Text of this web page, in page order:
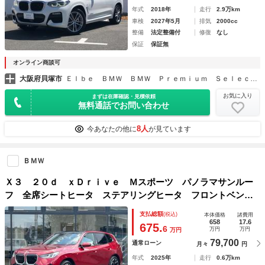
年式 2018年 走行
2.9万km
車検
2027年5月 排気
2000cc
整備
法定整備付 修復
なし
保証
保証無
オンライン商談可
大阪府貝塚市 Ｅｌｂｅ ＢＭＷ ＢＭＷ Ｐｒｅｍｉｕｍ Ｓｅｌｅｃｔｉｏｎ貝塚
まずは在庫確認・見積依頼
無料通話でお問い合わせ
お気に入り
今あなたの他に8人が見ています
ＢＭＷ
Ｘ３ ２０ｄ ｘＤｒｉｖｅ Ｍスポーツ パノラマサンルー
フ 全席シートヒータ ステアリングヒータ フロントベンチ
レーションシート 認定中古車 黒半革電動シート 純正
ＴＶ １９ＡＷ トップビューカメラ 全方位障害物センサ
ー
支払総額(税込)
675.6 万円
本体価格
658
万円
諸費用
17.6
万円
通常ローン 月々 79,700 円
年式 2025年 走行
0.6万km